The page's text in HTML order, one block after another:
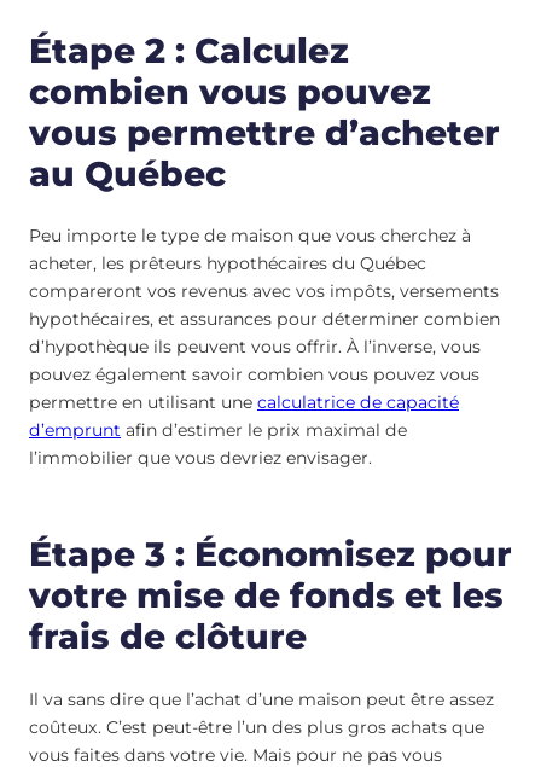
Étape 2 : Calculez
combien vous pouvez
vous permettre d’acheter
au Québec
Peu importe le type de maison que vous cherchez à
acheter, les prêteurs hypothécaires du Québec
compareront vos revenus avec vos impôts, versements
hypothécaires, et assurances pour déterminer combien
d’hypothèque ils peuvent vous offrir. À l’inverse, vous
pouvez également savoir combien vous pouvez vous
permettre en utilisant une calculatrice de capacité
d’emprunt afin d’estimer le prix maximal de
l’immobilier que vous devriez envisager.
Étape 3 : Économisez pour
votre mise de fonds et les
frais de clôture
Il va sans dire que l’achat d’une maison peut être assez
coûteux. C’est peut-être l’un des plus gros achats que
vous faites dans votre vie. Mais pour ne pas vous